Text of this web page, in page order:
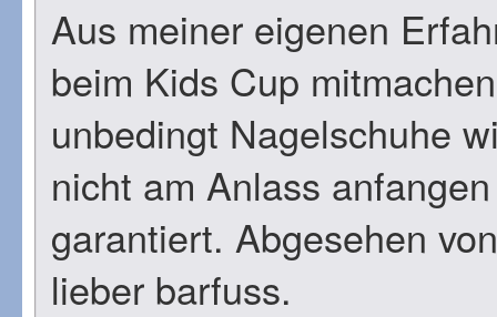
Aus meiner eigenen
beim Kids Cup
unbedingt Nagelschuhe
nicht am Anlass
garantiert. Abgesehen
lieber barfuss.